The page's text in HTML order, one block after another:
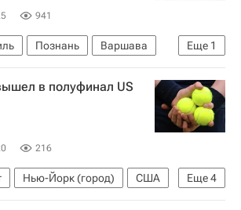
941
Еще 1
Познань
Варшава
в полуфинал US
216
Еще4
Нью-Йорк (город)
США
США по теннису (US Open)